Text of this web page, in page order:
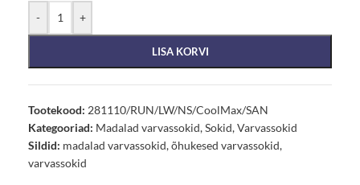
- +
LISA KORVI
Tootekood: 281110/RUN/LW/NS/CoolMax/SAN
Kategooriad: Madalad varvassokid,Sokid,Varvassokid
Sildid: madalad varvassokid,õhukesed varvassokid,
varvassokid